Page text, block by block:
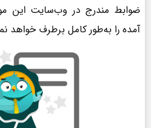
ضوابط مندرج در وب‌سایت این
آمده را به‌طور کامل برطرف خواهد